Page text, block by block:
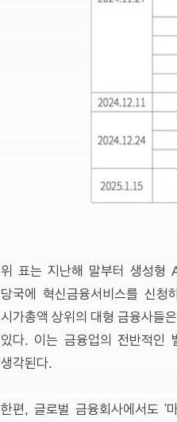
위 표는 지난해 말부터 생성형
당국에 혁신금융서비스를 신
시가총액 상위의 대형 금융사들
있다. 이는 금융업의 전반적인
생각된다.
한편, 글로벌 금융회사에서도 ‘